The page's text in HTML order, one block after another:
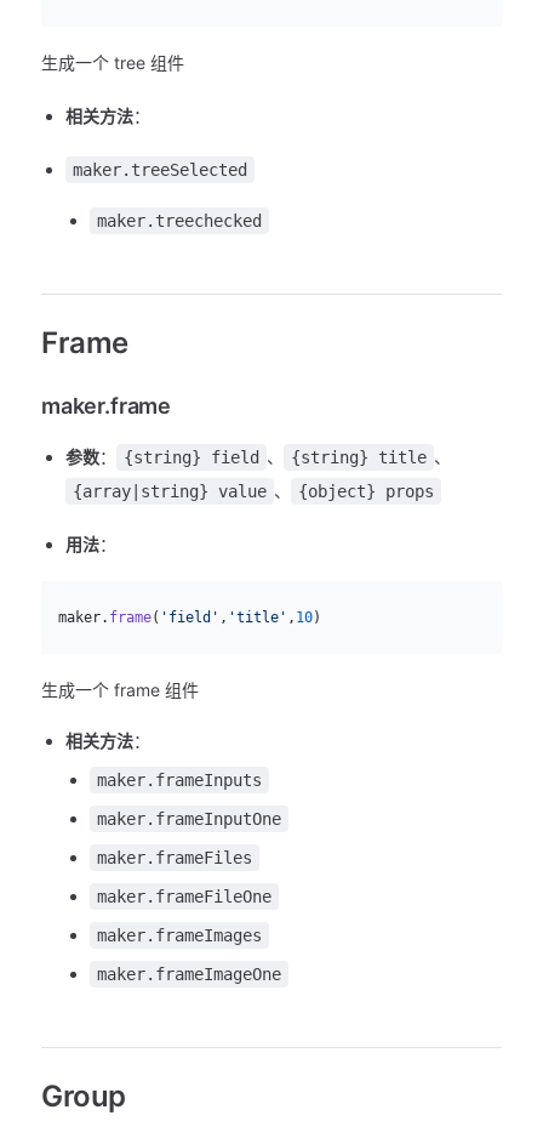
生成一个 tree 组件
相关方法：
maker.treeSelected
maker.treechecked
Frame
maker.frame
参数： {string} field 、 {string} title 、
{array|string} value 、 {object} props
用法：
  maker.
frame( 'field' , 'title' , 10)
生成一个 frame 组件
相关方法：
maker.frameInputs
maker.frameInputOne
maker.frameFiles
maker.frameFileOne
maker.frameImages
maker.frameImageOne
Group